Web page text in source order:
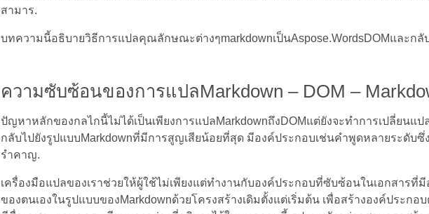
สามาร.
บทความนี้อธิบายวิธีการแปลคุณลักษณะต่างๆmarkdownเป็นAspose.WordsDOMและกลั
ความซับซ้อนของการแปลMarkdown – DOM –
ปัญหาหลักของกลไกนี้ไม่ได้เป็นเพียงการแปลMarkdownถึงDOMแต่ยังจะทำการเปลี่ยนแ
กลับไปยังรูปแบบMarkdownที่มีการสูญเสียน้อยที่สุด มีองค์ประกอบเช่นคำพูดหลายระดับซึ่
รำคาญ.
เครื่องมือแปลของเราช่วยให้ผู้ใช้ไม่เพียงแต่ทำงานกับองค์ประกอบที่ซับซ้อนในเอกสารที่มี
ของตนเองในรูปแบบของMarkdownด้วยโครงสร้างเดิมตั้งแต่เริ่มต้น เพื่อสร้างองค์ประก